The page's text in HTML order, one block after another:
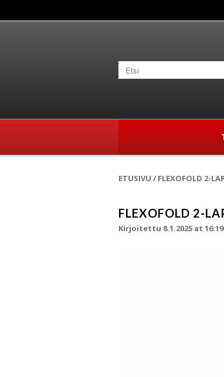
ETUSIVU / FLEXOFOLD 2-
FLEXOFOLD 2-
Kirjoitettu 8.1.2025 at 16:19